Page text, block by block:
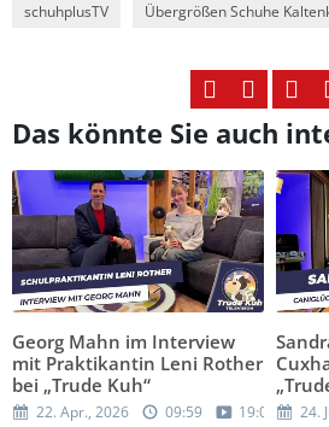
schuhplusTV Übergrößen Schuhe
Das könnte Sie auch
Georg Mahn im Interview
mit Praktikantin Leni Rother
bei „Trude Kuh“
22. Apr., 2026 09:59 19:05 24.